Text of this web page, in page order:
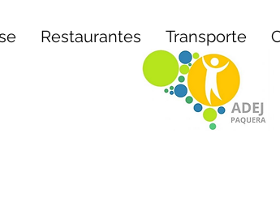
Restaurantes Transporte